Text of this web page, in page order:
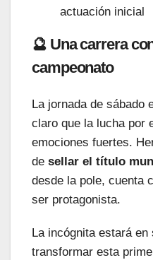
actuación inicial
🔮 Una carrera
campeonato
La jornada de sábado
claro que la lucha por
emociones fuertes.
de sellar el título
desde la pole, cuenta
ser protagonista.
La incógnita estará
transformar esta